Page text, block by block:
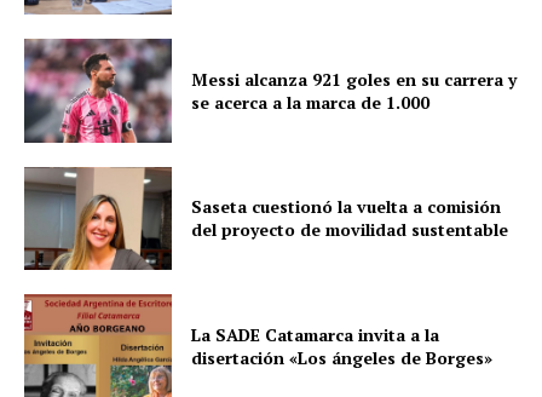
Messi alcanza 921 goles en su carrera y
se acerca a la marca de 1.000
Saseta cuestionó la vuelta a comisión
del proyecto de movilidad sustentable
La SADE Catamarca invita a la
disertación «Los ángeles de Borges»